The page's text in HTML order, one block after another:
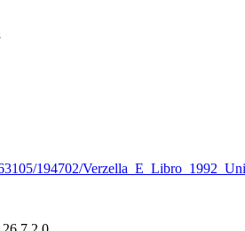
194702/